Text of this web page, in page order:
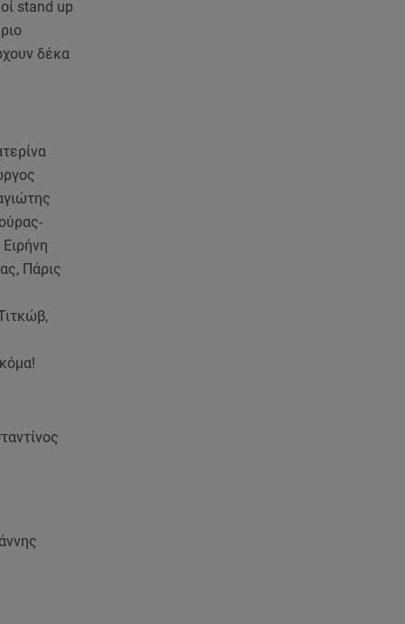
stand up
δέκα
Πάρις